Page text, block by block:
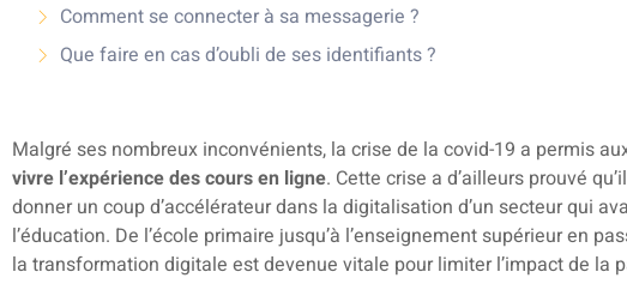
Comment se connecter à sa messagerie ?
Que faire en cas d’oubli de ses identifiants ?
Malgré ses nombreux inconvénients, la crise de la covid-19 a permis
vivre l’expérience des cours en ligne. Cette crise a d’ailleurs prouvé
donner un coup d’accélérateur dans la digitalisation d’un secteur qui
l’éducation. De l’école primaire jusqu’à l’enseignement supérieur en
la transformation digitale est devenue vitale pour limiter l’impact de la